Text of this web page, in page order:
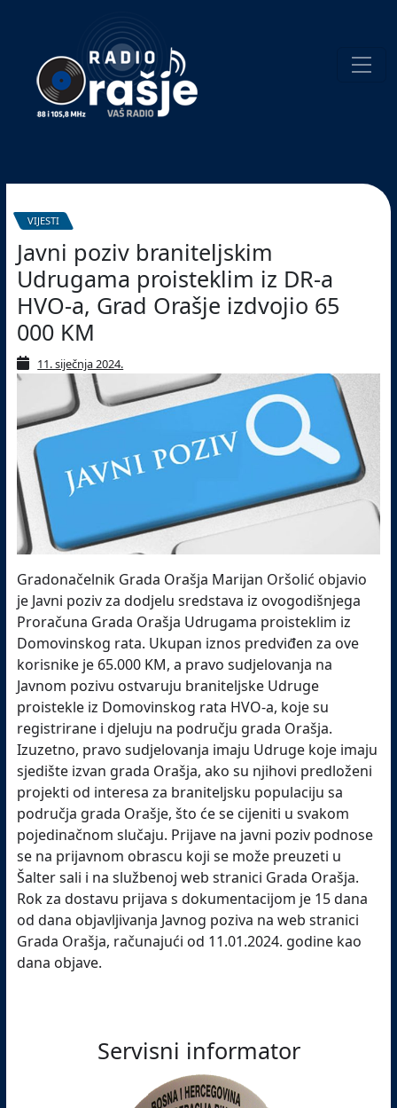
website!
VIJESTI
Javni poziv braniteljskim
Udrugama proisteklim iz DR-a
HVO-a, Grad Orašje izdvojio 65
000 KM
11. siječnja 2024.
Gradonačelnik Grada Orašja Marijan Oršolić objavio
je Javni poziv za dodjelu sredstava iz ovogodišnjega
Proračuna Grada Orašja Udrugama proisteklim iz
Domovinskog rata. Ukupan iznos predviđen za ove
korisnike je 65.000 KM, a pravo sudjelovanja na
Javnom pozivu ostvaruju braniteljske Udruge
proistekle iz Domovinskog rata HVO-a, koje su
registrirane i djeluju na području grada Orašja.
Izuzetno, pravo sudjelovanja imaju Udruge koje imaju
sjedište izvan grada Orašja, ako su njihovi predloženi
projekti od interesa za braniteljsku populaciju sa
područja grada Orašje, što će se cijeniti u svakom
pojedinačnom slučaju. Prijave na javni poziv podnose
se na prijavnom obrascu koji se može preuzeti u
Šalter sali i na službenoj web stranici Grada Orašja.
Rok za dostavu prijava s dokumentacijom je 15 dana
od dana objavljivanja Javnog poziva na web stranici
Grada Orašja, računajući od 11.01.2024. godine kao
dana objave.
Servisni informator